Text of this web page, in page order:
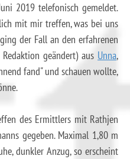
2019 telefonisch gemeldet.
mit mir treffen, was bei uns
der Fall an den erfahrenen
geändert) aus Unna,
fand" und schauen wollte,
des Ermittlers mit Rathjen
gegeben. Maximal 1,80 m
dunkler Anzug, so erscheint